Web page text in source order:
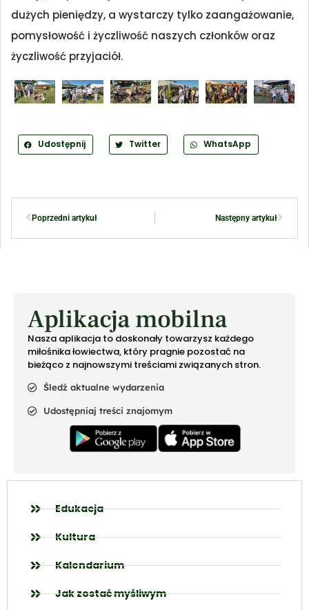
dużych pieniędzy, a wystarczy tylko zaangażowanie,
pomysłowość i życzliwość naszych członków oraz
życzliwość przyjaciół.
Udostępnij Twitter WhatsApp
Poprzedni artykuł Następny artykuł
Aplikacja mobilna
Nasza aplikacja to doskonały towarzysz każdego
miłośnika łowiectwa, który pragnie pozostać na
bieżąco z najnowszymi treściami związanych stron.
Śledź aktualne wydarzenia
Udostępniaj treści znajomym
Edukacja
Kultura
Kalendarium
Jak zostać myśliwym